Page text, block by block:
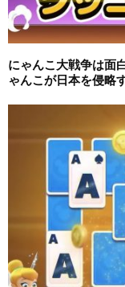
にゃんこ大戦争は面
ゃんこが日本を侵略